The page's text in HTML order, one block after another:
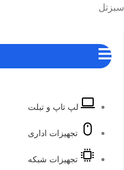
پرش
سبزتل
لپ تاپ و تبلت
تجهیزات اداری
تجهیزات شبکه
فهرست